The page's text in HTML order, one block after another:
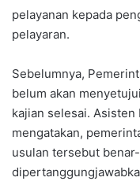
pelayanan kepada
pelayaran.
Sebelumnya,
belum akan
kajian selesai. Asisten
mengatakan,
usulan tersebut